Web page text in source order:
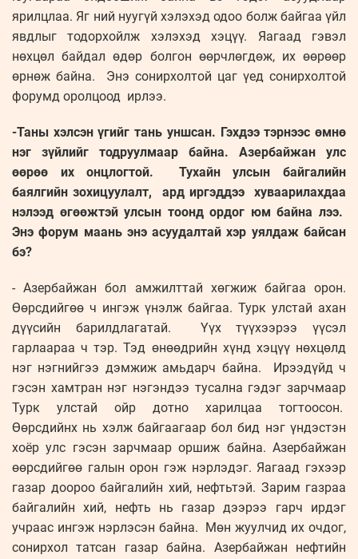
ярилцлаа. Яг ний нуугүй хэлэхэд одоо болж байгаа үйл
явдлыг тодорхойлж хэлэхэд хэцүү. Яагаад гэвэл
нөхцөл байдал өдөр болгон өөрчлөгдөж, их өөрөөр
өрнөж байна. Энэ сонирхолтой цаг үед сонирхолтой
форумд оролцоод ирлээ.
-Таны хэлсэн үгийг тань уншсан. Гэхдээ тэрнээс өмнө
нэг зүйлийг тодруулмаар байна. Азербайжан улс
өөрөө их онцлогтой. Тухайн улсын байгалийн
баялгийн зохицуулалт, ард иргэддээ хуваарилахдаа
нэлээд өгөөжтэй улсын тоонд ордог юм байна лээ.
Энэ форум маань энэ асуудалтай хэр уялдаж байсан
бэ?
- Азербайжан бол амжилттай хөгжиж байгаа орон.
Өөрсдийгөө ч ингэж үнэлж байгаа. Турк улстай ахан
дүүсийн барилдлагатай. Үүх түүхээрээ үүсэл
гарлаараа ч тэр. Тэд өнөөдрийн хүнд хэцүү нөхцөлд
нэг нэгнийгээ дэмжиж амьдарч байна. Ирээдүйд ч
гэсэн хамтран нэг нэгэндээ тусална гэдэг зарчмаар
Турк улстай ойр дотно харилцаа тогтоосон.
Өөрсдийнх нь хэлж байгаагаар бол бид нэг үндэстэн
хоёр улс гэсэн зарчмаар оршиж байна. Азербайжан
өөрсдийгөө галын орон гэж нэрлэдэг. Яагаад гэхээр
газар доороо байгалийн хий, нефтьтэй. Зарим газраа
байгалийн хий, нефть нь газар дээрээ гарч ирдэг
учраас ингэж нэрлэсэн байна. Мөн жуулчид их очдог,
сонирхол татсан газар байна. Азербайжан нефтийн